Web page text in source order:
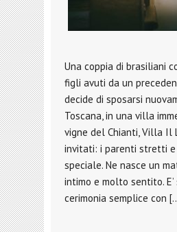
Una coppia di brasiliani
figli avuti da un
decide di sposarsi
Toscana, in una villa
vigne del Chianti, Villa Il
invitati: i parenti stretti e
speciale. Ne nasce un
intimo e molto sentito.
cerimonia semplice con